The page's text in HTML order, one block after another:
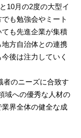
10月の2度の大型イ
も勉強会やミート
も先進企業が集積
方自治体との連携
後は注力していく
者のニーズに合致す
域への優秀な人材の
界全体の健全な成